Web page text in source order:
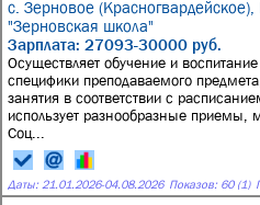
с. Зерновое (Красногвардейское),
"Зерновская школа"
Зарплата: 27093-30000 руб.
Осуществляет обучение и
специфики преподаваемого
занятия в соответствии с
использует разнообразные приемы,
Соц...
Даты: 21.01.2026-04.08.2026 Показов: 60 (1)